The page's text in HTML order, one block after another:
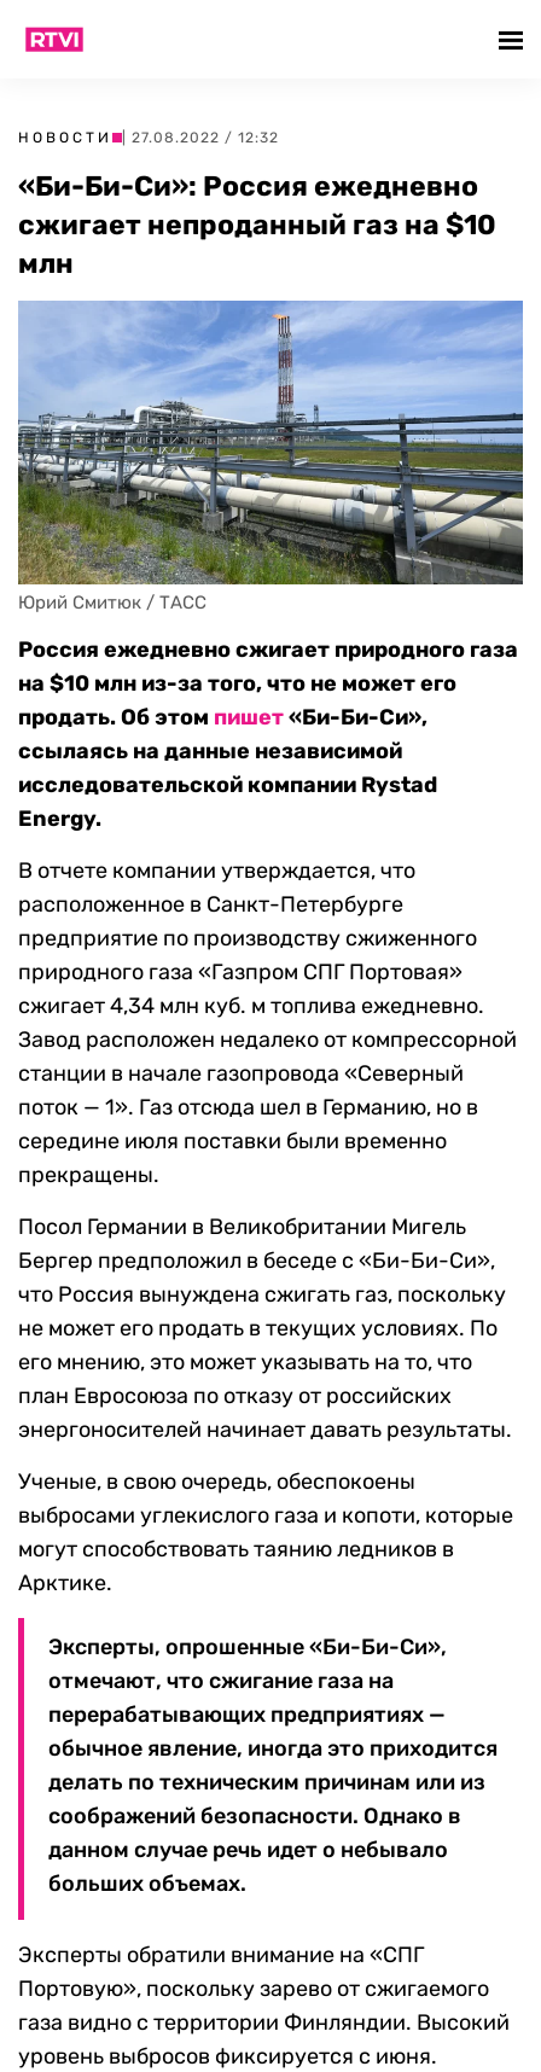
НОВОСТИ | 27.08.2022 / 12:32
«Би-Би-Си»: Россия ежедневно
сжигает непроданный газ на $10
млн
Юрий Смитюк / ТАСС
Россия ежедневно сжигает природного газа
на $10 млн из-за того, что не может его
продать. Об этом пишет«Би-Би-Си»,
ссылаясь на данные независимой
исследовательской компании Rystad
Energy.
В отчете компании утверждается, что
расположенное в Санкт-Петербурге
предприятие по производству сжиженного
природного газа «Газпром СПГ Портовая»
сжигает 4,34 млн куб. м топлива ежедневно.
Завод расположен недалеко от компрессорной
станции в начале газопровода «Северный
поток — 1». Газ отсюда шел в Германию, но в
середине июля поставки были временно
прекращены.
Посол Германии в Великобритании Мигель
Бергер предположил в беседе с «Би-Би-Си»,
что Россия вынуждена сжигать газ, поскольку
не может его продать в текущих условиях. По
его мнению, это может указывать на то, что
план Евросоюза по отказу от российских
энергоносителей начинает давать результаты.
Ученые, в свою очередь, обеспокоены
выбросами углекислого газа и копоти, которые
могут способствовать таянию ледников в
Арктике.
Эксперты, опрошенные «Би-Би-Си»,
отмечают, что сжигание газа на
перерабатывающих предприятиях —
обычное явление, иногда это приходится
делать по техническим причинам или из
соображений безопасности. Однако в
данном случае речь идет о небывало
больших объемах.
Эксперты обратили внимание на «СПГ
Портовую», поскольку зарево от сжигаемого
газа видно с территории Финляндии. Высокий
уровень выбросов фиксируется с июня.